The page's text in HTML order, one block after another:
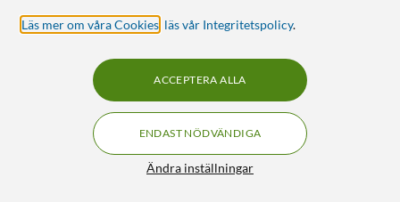
1 699:-
2 kanaler
32-bitars float intern
inspelning
förstärkningskontroll
Läs mer om våra Cookies läs vår Integritetspolicy.
Ändra inställningar
ENDAST NÖDVÄNDIGA
ACCEPTERA ALLA